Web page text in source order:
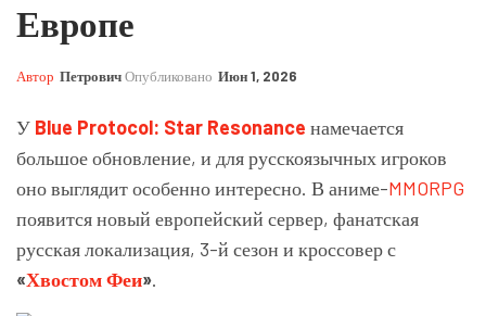
Европе
Автор ПетровичОпубликовано Июн 1, 2026
У Blue Protocol: Star Resonance намечается
большое обновление, и для русскоязычных игроков
оно выглядит особенно интересно. В аниме-MMORPG
появится новый европейский сервер, фанатская
русская локализация, 3-й сезон и кроссовер с
«Хвостом Феи».